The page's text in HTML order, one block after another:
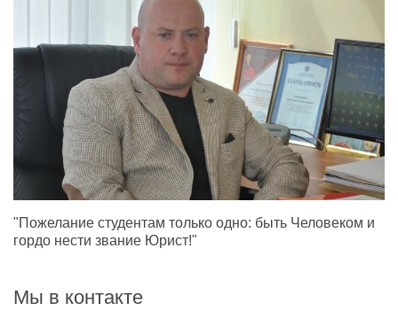
"Пожелание студентам только одно: быть Человеком и
гордо нести звание Юрист!"
Мы в контакте